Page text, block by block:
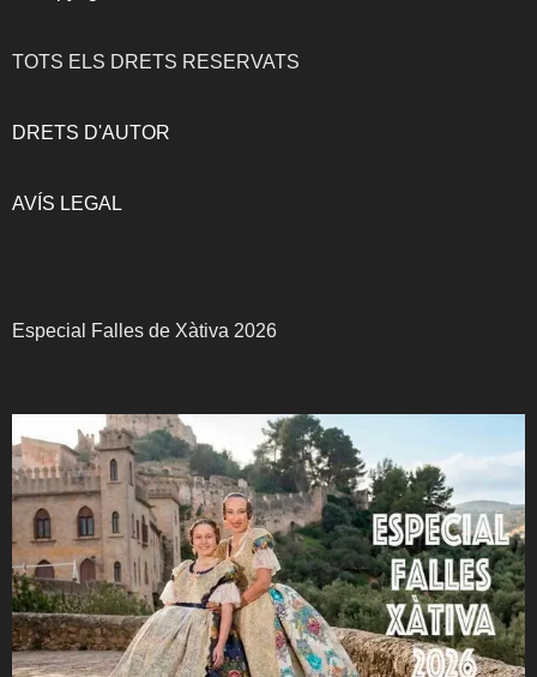
TOTS ELS DRETS RESERVATS
DRETS D'AUTOR
AVÍS LEGAL
Especial Falles de Xàtiva 2026